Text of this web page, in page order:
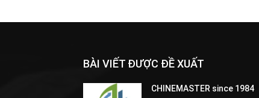
BÀI VIẾT ĐƯỢC ĐỀ XUẤT
CHINEMASTER since 1984